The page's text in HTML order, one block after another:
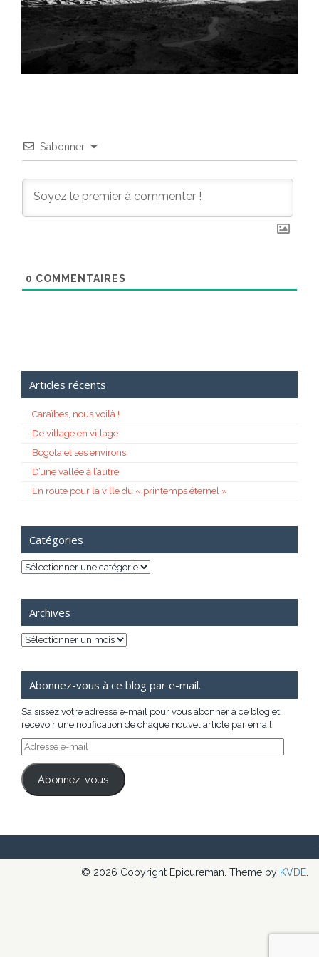
S’abonner
0 COMMENTAIRES
Articles récents
Caraïbes, nous voilà !
De village en village
Bogota et ses environs
D’une vallée à l’autre
En route pour la ville du « printemps éternel »
Catégories
Catégories
Archives
Archives
Abonnez-vous à ce blog par e-mail.
Saisissez votre adresse e-mail pour vous abonner à ce blog et
recevoir une notification de chaque nouvel article par email.
Adresse
e-
mail
Abonnez-vous
© 2026 Copyright Epicureman. Theme by KVDE.